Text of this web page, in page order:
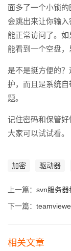
面多了一个小锁
会跳出来让你输
能正常访问了。
能看到一个空盘，
是不是挺方便的
护，而且是系统
题。
记住密码和保管好
大家可以试试看。
加密 驱动器
上一篇： svn服务器
下一篇：
相关文章